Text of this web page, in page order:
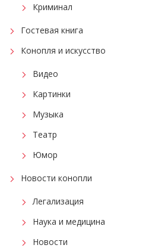
Криминал
Гостевая книга
Конопля и искусство
Видео
Картинки
Музыка
Театр
Юмор
Новости конопли
Легализация
Наука и медицина
Новости